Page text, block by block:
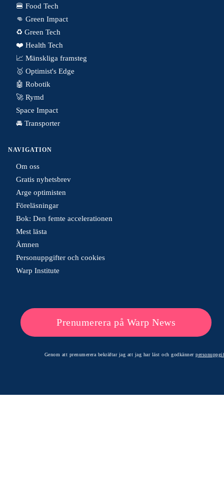
🍔 Food Tech
👊 Green Impact
♻️ Green Tech
❤️ Health Tech
📈 Mänskliga framsteg
🥇 Optimist's Edge
🤖 Robotik
🚀 Rymd
Space Impact
🚘 Transporter
NAVIGATION
Om oss
Gratis nyhetsbrev
Arge optimisten
Föreläsningar
Bok: Den femte accelerationen
Mest lästa
Ämnen
Personuppgifter och cookies
Warp Institute
Prenumerera på Warp News
Genom att prenumerera bekräftar jag att jag har läst och godkänner